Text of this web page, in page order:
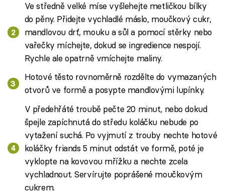
Ve středně velké míse vyšlehejte metličkou bílky
do pěny. Přidejte vychladlé máslo, moučkový cukr,
mandlovou drť, mouku a sůl a pomocí stěrky nebo
vařečky míchejte, dokud se ingredience nespojí.
Rychle ale opatrně vmíchejte maliny.
Hotové těsto rovnoměrně rozdělte do vymazaných
otvorů ve formě a posypte mandlovými lupínky.
V předehřáté troubě pečte 20 minut, nebo dokud
špejle zapíchnutá do středu koláčku nebude po
vytažení suchá. Po vyjmutí z trouby nechte hotové
koláčky friands 5 minut odstát ve formě, poté je
vyklopte na kovovou mřížku a nechte zcela
vychladnout. Servírujte poprášené moučkovým
cukrem.